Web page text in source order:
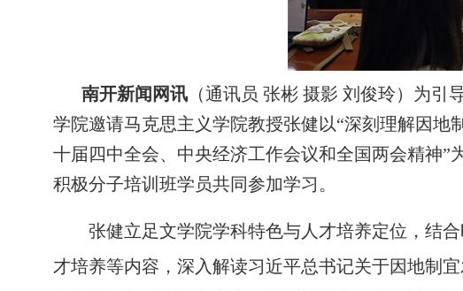
南开新闻网讯 （通讯员 张彬 摄影 刘俊玲）为
学院邀请马克思主义学院教授张健以“深刻理解因
十届四中全会、中央经济工作会议和全国两会精神
积极分子培训班学员共同参加学习。
张健立足文学院学科特色与人才培养定位，结合
才培养等内容，深入解读习近平总书记关于因地制